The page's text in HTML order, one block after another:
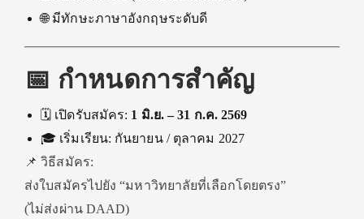
🌐 มีทักษะภาษาอังกฤษระดับดี
📅 กำหนดการสำคัญ
🗓 เปิดรับสมัคร: 1 มิ.ย. – 31 ก.ค. 2569
🎓 เริ่มเรียน: กันยายน / ตุลาคม 2027
📌 วิธีสมัคร:
ส่งใบสมัครไปยัง “มหาวิทยาลัยที่เลือกโดยตรง”
(ไม่ส่งผ่าน DAAD)